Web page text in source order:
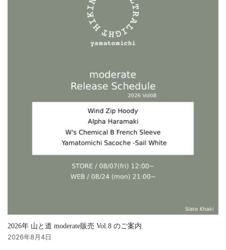
2026年 山と道 moderate販売 Vol.8 のご案内
2026年8月4日